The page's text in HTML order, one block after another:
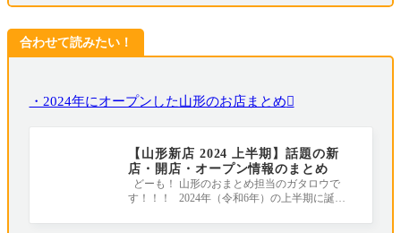
合わせて読みたい！
・2024年にオープンした山形のお店まとめ
【山形新店 2024 上半期】話題の新
店・開店・オープン情報のまとめ
どーも！ 山形のおまとめ担当のガタロウで
す！！！ 2024年（令和6年）の上半期に誕生